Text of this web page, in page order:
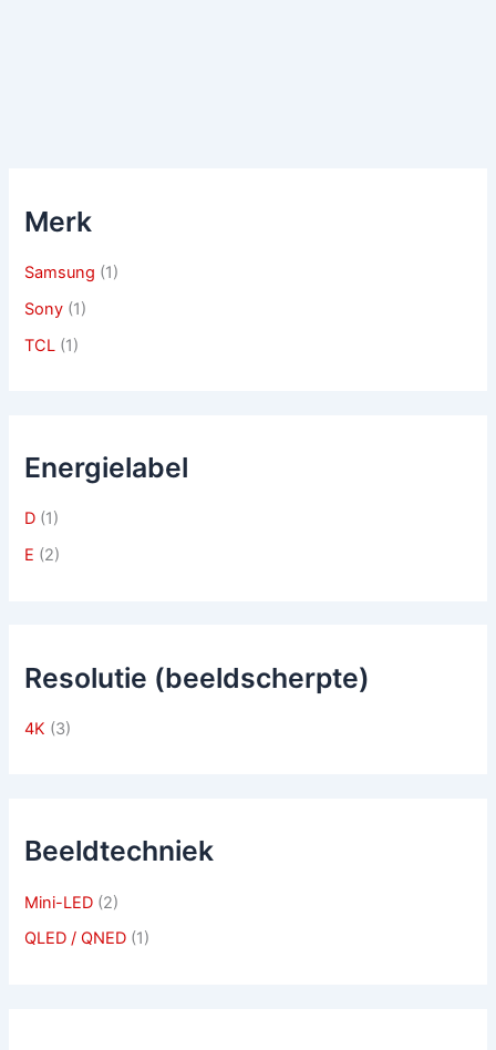
Merk
Samsung (1)
Sony (1)
TCL (1)
Energielabel
D (1)
E (2)
Resolutie (beeldscherpte)
4K (3)
Beeldtechniek
Mini-LED (2)
QLED / QNED (1)